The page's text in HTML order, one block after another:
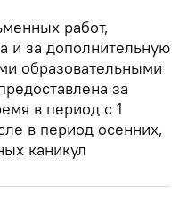
работ,
и за дополнительную
образовательными
​​за
в период с 1
в период осенних,
каникул